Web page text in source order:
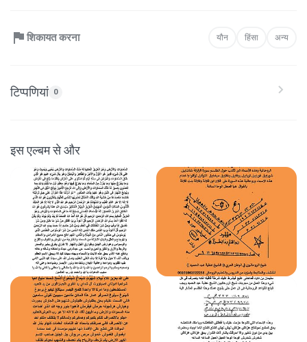
शिकायत करना यौन हिंसा अन्य
टिप्पणियां 0
इस एल्बम से और